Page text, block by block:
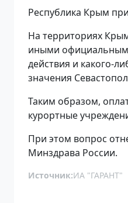
Республика Крым
На территориях
иными
действия и какого-
значения
Таким образом,
курортные
При этом вопрос
Минздрава России.
Источник:ИА "ГАРАНТ"